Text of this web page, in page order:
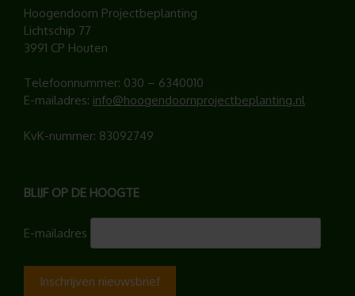
Hoogendoorn Projectbeplanting
Lichtschip 77
3991 CP Houten
Telefoonnummer: 030 – 6340010
E-mailadres: info@hoogendoornprojectbeplanting.nl
KvK-nummer: 83092749
BLIJF OP DE HOOGTE
E-mailadres